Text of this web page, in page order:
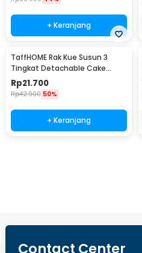
+ Keranjang
TaffHOME Rak Kue Susun 3
Tingkat Detachable Cake
Stand Display - CF431
Rp21.700
Rp42.900 50%
+ Keranjang
Contact Center